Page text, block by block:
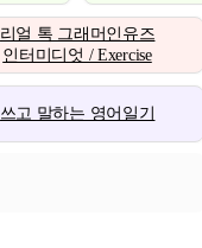
리얼 톡 그래머인유즈
인터미디엇 / Exercise
쓰고 말하는 영어일기